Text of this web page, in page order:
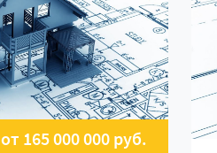
от 165 000 000 руб.